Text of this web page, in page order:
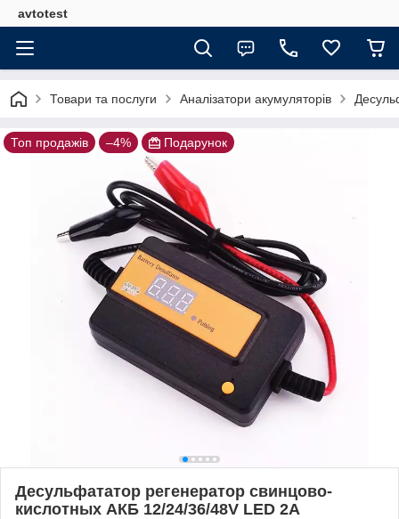
avtotest
Товари та послуги Аналізатори акумуляторів
Топ продажів –4% Подарунок
Десульфататор регенератор свинцово-
кислотных АКБ 12/24/36/48V LED 2А